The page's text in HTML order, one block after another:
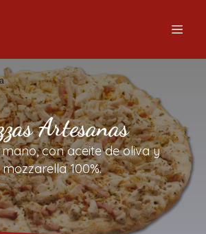
Artesanas
con aceite de oliva y
mozzarella 100%.